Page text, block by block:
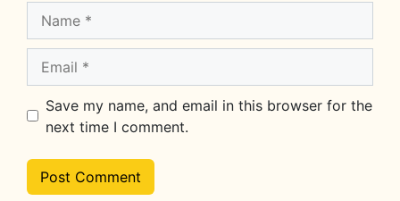
Name
Email
Save my name, and email in this browser for the
next time I comment.